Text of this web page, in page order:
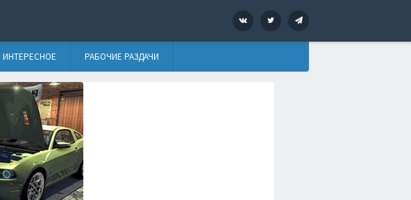
VK Twitter
ИНТЕРЕСНОЕ РАБОЧИЕ РАЗДАЧИ